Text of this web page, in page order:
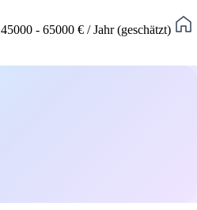
45000 - 65000 € / Jahr (geschätzt)